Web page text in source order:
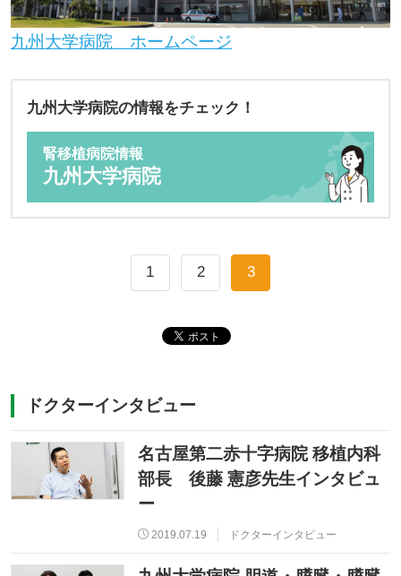
九州大学病院 ホームページ
九州大学病院の情報をチェック！
腎移植病院情報
九州大学病院
1 2 3
ドクターインタビュー
名古屋第二赤十字病院 移植内科
部長 後藤 憲彦先生インタビュ
ー
2019.07.19 ドクターインタビュー